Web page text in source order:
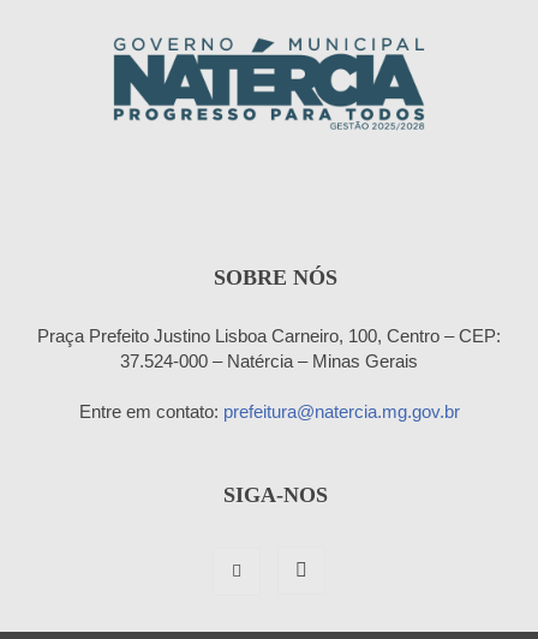
SOBRE NÓS
Praça Prefeito Justino Lisboa Carneiro, 100, Centro – CEP:
37.524-000 – Natércia – Minas Gerais
Entre em contato: prefeitura@natercia.mg.gov.br
SIGA-NOS